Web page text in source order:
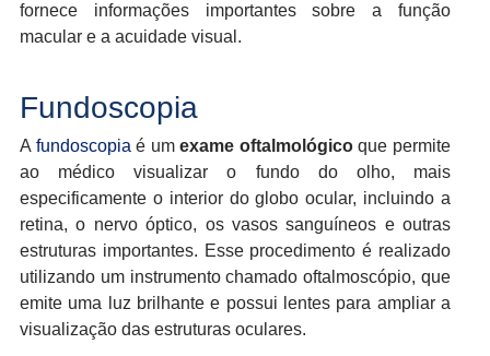
fornece informações importantes sobre a função
macular e a acuidade visual.
Fundoscopia
A fundoscopia é umexame oftalmológicoque permite
ao médico visualizar o fundo do olho, mais
especificamente o interior do globo ocular, incluindo a
retina, o nervo óptico, os vasos sanguíneos e outras
estruturas importantes. Esse procedimento é realizado
utilizando um instrumento chamado oftalmoscópio, que
emite uma luz brilhante e possui lentes para ampliar a
visualização das estruturas oculares.